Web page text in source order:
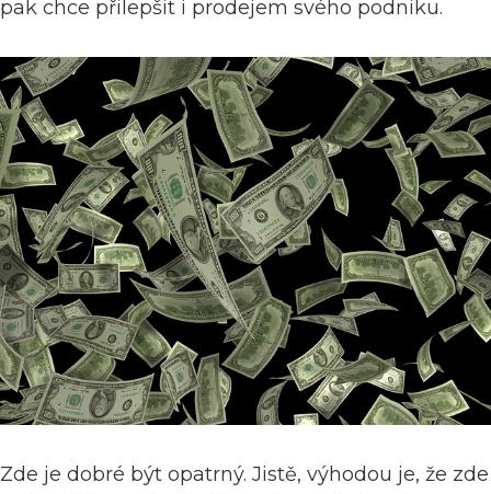
pak chce přilepšit i prodejem svého podniku.
Zde je dobré být opatrný. Jistě, výhodou je, že zde